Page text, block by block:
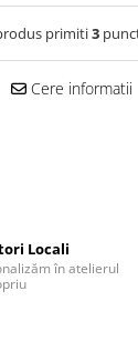
primiti3
Cere informatii
Locali
în atelierul